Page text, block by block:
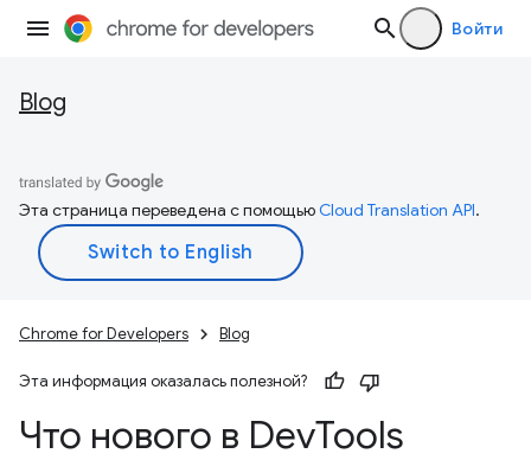
Войти
Blog
Эта страница переведена с помощьюCloud Translation API.
Chrome for Developers Blog
Эта информация оказалась полезной?
Что нового в DevTools